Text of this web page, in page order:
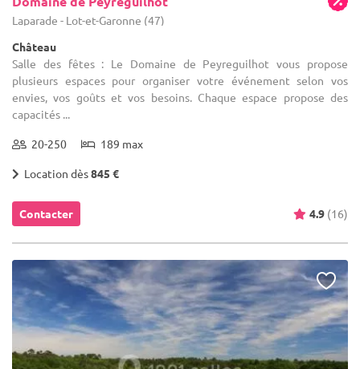
Laparade - Lot-et-Garonne (47)
Château
Salle des fêtes : Le Domaine de Peyreguilhot vous propose
plusieurs espaces pour organiser votre événement selon vos
envies, vos goûts et vos besoins. Chaque espace propose des
capacités ...
20-250 189 max
Location dès845 €
Contacter 4.9 (16)